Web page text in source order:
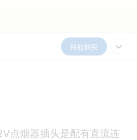
何处购买
点烟器插头是配有直流连